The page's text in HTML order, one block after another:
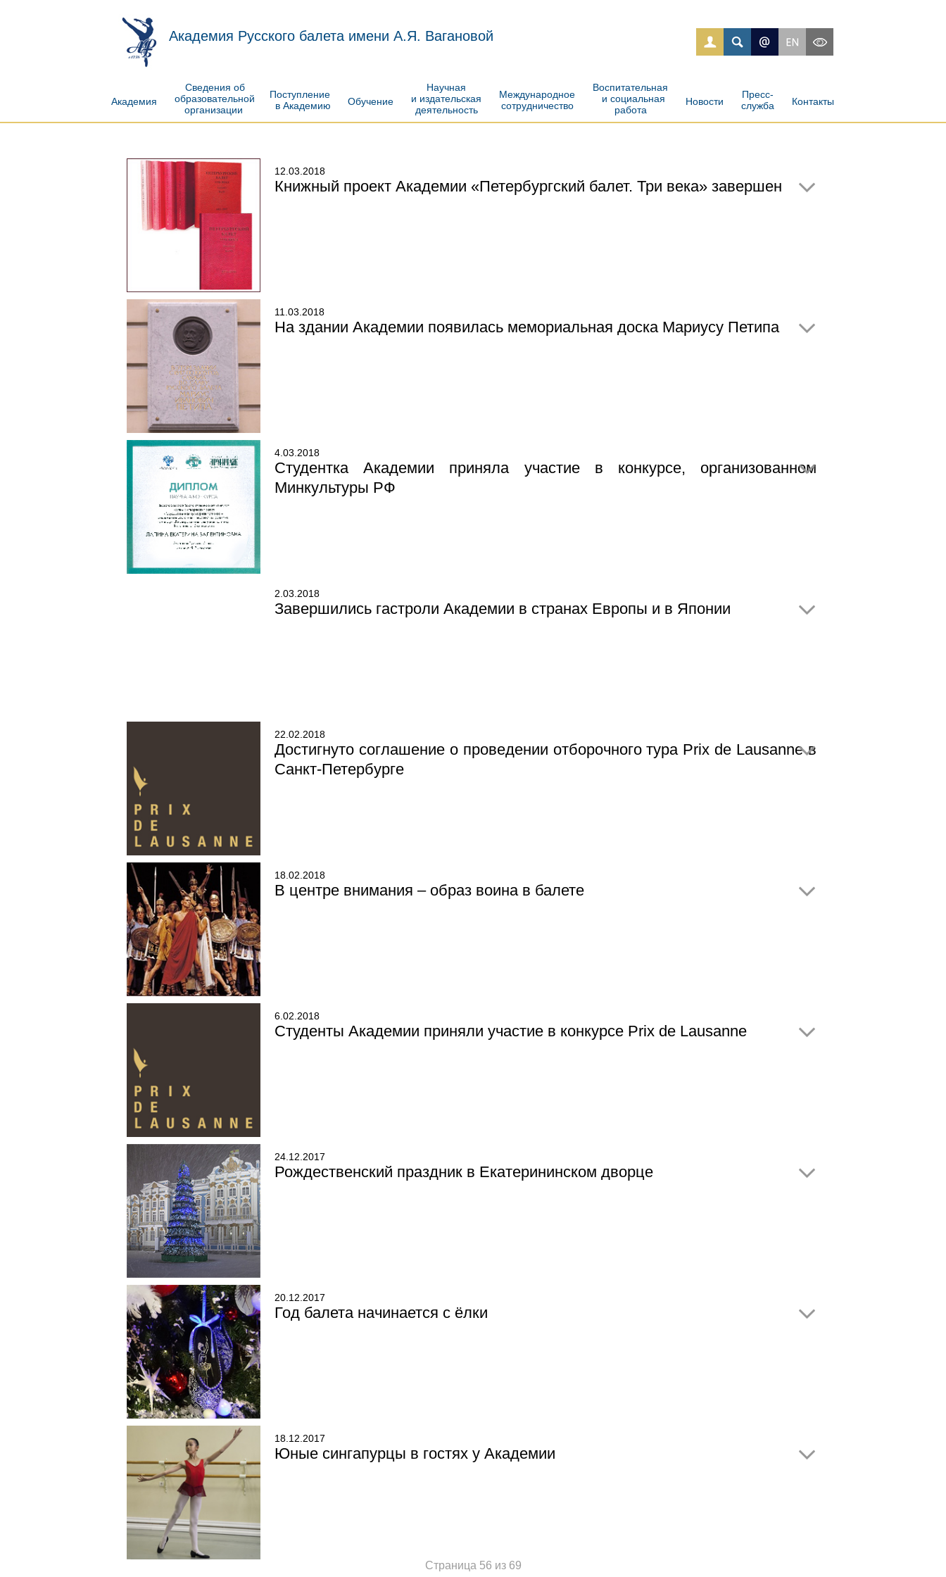
Академия Русского балета имени А.Я. Вагановой
Академия
Сведения об
образовательной
организации
Поступление
в Академию
Обучение
Научная
и издательская
деятельность
Международное
сотрудничество
Воспитательная
и социальная
работа
Новости
Пресс-
служба
Контакты
12.03.2018
Книжный проект Академии «Петербургский балет. Три века» завершен
11.03.2018
На здании Академии появилась мемориальная доска Мариусу Петипа
4.03.2018
Студентка Академии приняла участие в конкурсе, организованном
Минкультуры РФ
2.03.2018
Завершились гастроли Академии в странах Европы и в Японии
22.02.2018
Достигнуто соглашение о проведении отборочного тура Prix de Lausanne в
Санкт-Петербурге
18.02.2018
В центре внимания – образ воина в балете
6.02.2018
Студенты Академии приняли участие в конкурсе Prix de Lausanne
24.12.2017
Рождественский праздник в Екатерининском дворце
20.12.2017
Год балета начинается с ёлки
18.12.2017
Юные сингапурцы в гостях у Академии
Страница 56 из 69